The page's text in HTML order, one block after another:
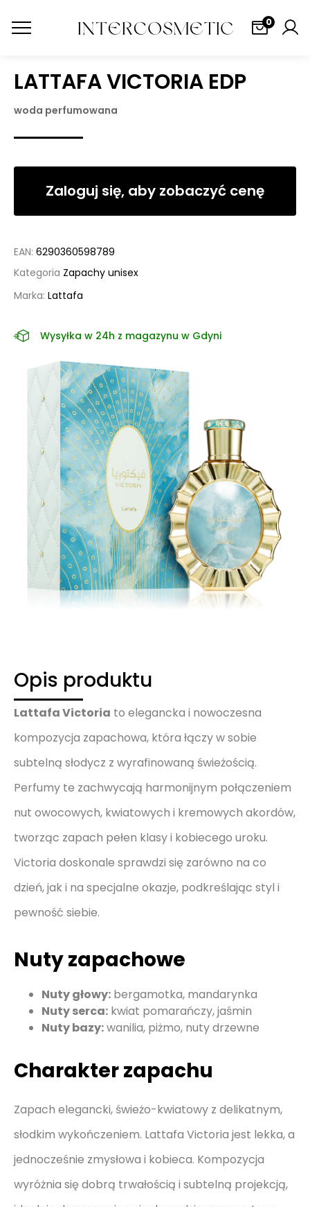
0
Opis produktu
Lattafa Victoria to elegancka i nowoczesna
kompozycja zapachowa, która łączy w sobie
subtelną słodycz z wyrafinowaną świeżością.
Perfumy te zachwycają harmonijnym połączeniem
nut owocowych, kwiatowych i kremowych akordów,
tworząc zapach pełen klasy i kobiecego uroku.
Victoria doskonale sprawdzi się zarówno na co
dzień, jak i na specjalne okazje, podkreślając styl i
pewność siebie.
Nuty zapachowe
Nuty głowy: bergamotka, mandarynka
Nuty serca: kwiat pomarańczy, jaśmin
Nuty bazy:wanilia, piżmo, nuty drzewne
Charakter zapachu
Zapach elegancki, świeżo-kwiatowy z delikatnym,
słodkim wykończeniem. Lattafa Victoria jest lekka, a
jednocześnie zmysłowa i kobieca. Kompozycja
wyróżnia się dobrą trwałością i subtelną projekcją,
LATTAFA VICTORIA EDP
woda perfumowana
Zaloguj się, aby zobaczyć cenę
EAN: 6290360598789
Kategoria Zapachy unisex
Marka: Lattafa
Wysyłka w 24h z magazynu w Gdyni